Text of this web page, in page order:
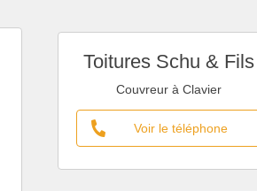
Toitures Schu & Fils
Couvreur à Clavier
Voir le téléphone